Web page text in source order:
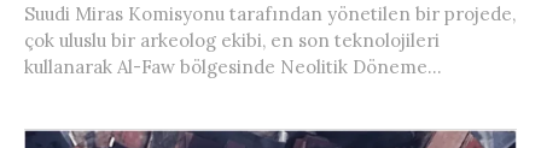
Suudi Miras Komisyonu tarafından yönetilen bir projede,
çok uluslu bir arkeolog ekibi, en son teknolojileri
kullanarak Al-Faw bölgesinde Neolitik Döneme...